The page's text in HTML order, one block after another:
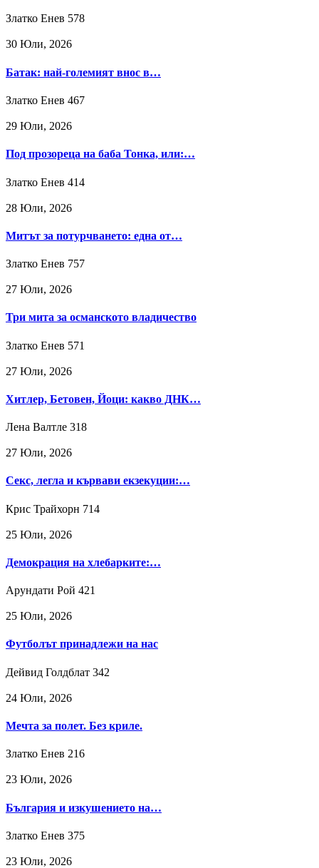
Златко Енев 578
30 Юли, 2026
Батак: най-големият внос в…
Златко Енев 467
29 Юли, 2026
Под прозореца на баба Тонка, или:…
Златко Енев 414
28 Юли, 2026
Митът за потурчването: една от…
Златко Енев 757
27 Юли, 2026
Три мита за османското владичество
Златко Енев 571
27 Юли, 2026
Хитлер, Бетовен, Йоци: какво ДНК…
Лена Валтле 318
27 Юли, 2026
Секс, легла и кървави екзекуции:…
Крис Трайхорн 714
25 Юли, 2026
Демокрация на хлебарките:…
Арундати Рой 421
25 Юли, 2026
Футболът принадлежи на нас
Дейвид Голдблат 342
24 Юли, 2026
Мечта за полет. Без криле.
Златко Енев 216
23 Юли, 2026
България и изкушението на…
Златко Енев 375
23 Юли, 2026